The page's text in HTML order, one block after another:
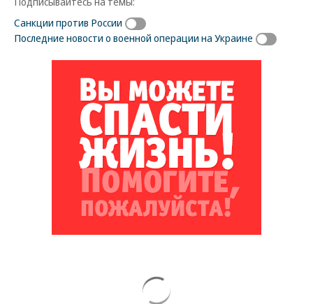
Санкции против России
Последние новости о военной операции на Украине